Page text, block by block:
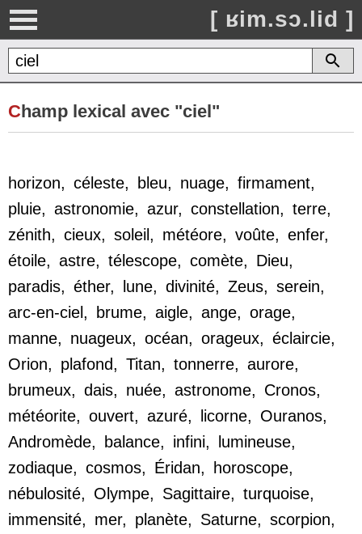
[ ʁim.sɔ.lid ]
Champ lexical avec "ciel"
horizon, céleste, bleu, nuage, firmament,
pluie, astronomie, azur, constellation, terre,
zénith, cieux, soleil, météore, voûte, enfer,
étoile, astre, télescope, comète, Dieu,
paradis, éther, lune, divinité, Zeus, serein,
arc-en-ciel, brume, aigle, ange, orage,
manne, nuageux, océan, orageux, éclaircie,
Orion, plafond, Titan, tonnerre, aurore,
brumeux, dais, nuée, astronome, Cronos,
météorite, ouvert, azuré, licorne, Ouranos,
Andromède, balance, infini, lumineuse,
zodiaque, cosmos, Éridan, horoscope,
nébulosité, Olympe, Sagittaire, turquoise,
immensité, mer, planète, Saturne, scorpion,